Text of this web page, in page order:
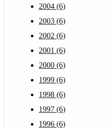
2004 (6)
2003 (6)
2002 (6)
2001 (6)
2000 (6)
1999 (6)
1998 (6)
1997 (6)
1996 (6)